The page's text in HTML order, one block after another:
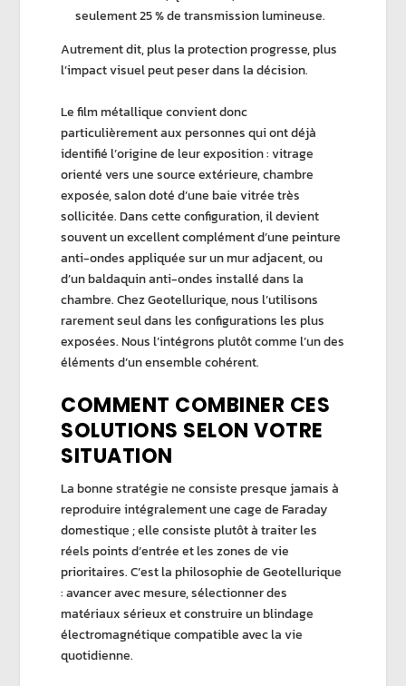
seulement 25 % de transmission lumineuse.
Autrement dit, plus la protection progresse, plus
l’impact visuel peut peser dans la décision.
Lefilm métalliqueconvient donc
particulièrement aux personnes qui ont déjà
identifié l’origine de leur exposition : vitrage
orienté vers une source extérieure, chambre
exposée, salon doté d’une baie vitrée très
sollicitée. Dans cette configuration, il devient
souvent un excellent complément d’unepeinture
anti-ondesappliquée sur un mur adjacent, ou
d’unbaldaquin anti-ondesinstallé dans la
chambre. ChezGeotellurique, nous l’utilisons
rarement seul dans les configurations les plus
exposées. Nous l’intégrons plutôt comme l’un des
éléments d’un ensemble cohérent.
COMMENT COMBINER CES
SOLUTIONS SELON VOTRE
SITUATION
La bonne stratégie ne consiste presque jamais à
reproduire intégralement unecage de Faraday
domestique; elle consiste plutôt à traiter les
réels points d’entrée et les zones de vie
prioritaires. C’est la philosophie deGeotellurique
: avancer avec mesure, sélectionner des
matériaux sérieux et construire unblindage
électromagnétiquecompatible avec la vie
quotidienne.